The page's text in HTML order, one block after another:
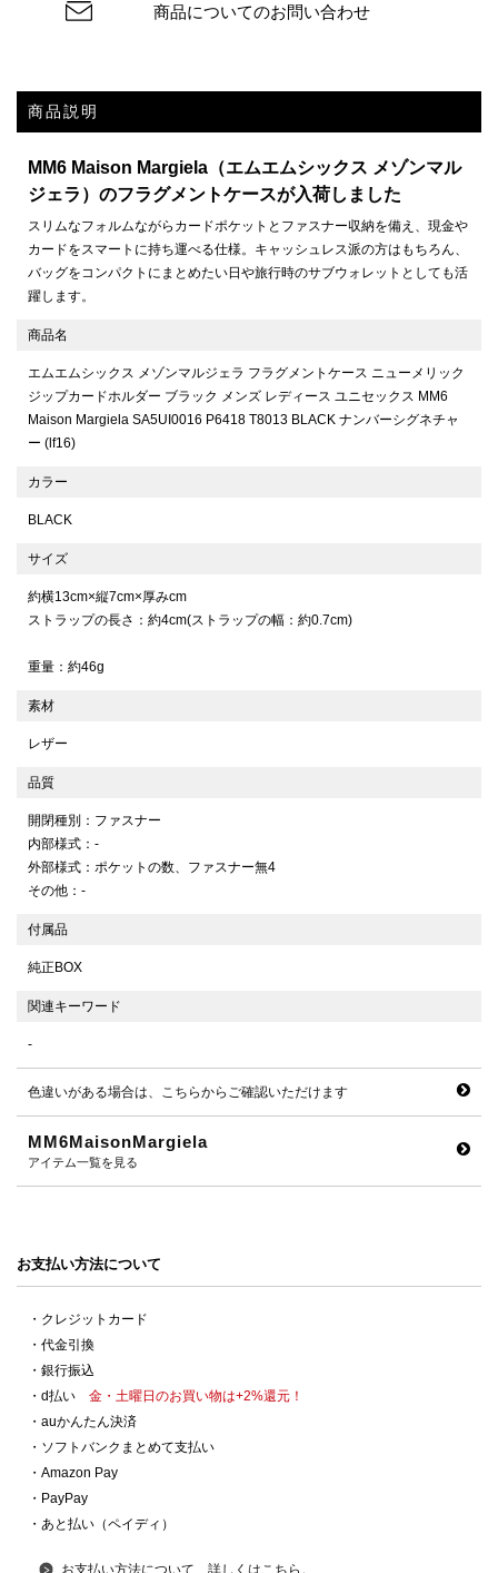
商品についてのお問い合わせ
商品説明
MM6 Maison Margiela（エムエムシックス メゾンマル
ジェラ）のフラグメントケースが入荷しました
スリムなフォルムながらカードポケットとファスナー収納を備え、現金や
カードをスマートに持ち運べる仕様。キャッシュレス派の方はもちろん、
バッグをコンパクトにまとめたい日や旅行時のサブウォレットとしても活
躍します。
商品名
エムエムシックス メゾンマルジェラ フラグメントケース ニューメリック
ジップカードホルダー ブラック メンズ レディース ユニセックス MM6
Maison Margiela SA5UI0016 P6418 T8013 BLACK ナンバーシグネチャ
ー (lf16)
カラー
BLACK
サイズ
約横13cm×縦7cm×厚みcm
ストラップの長さ：約4cm(ストラップの幅：約0.7cm)
重量：約46g
素材
レザー
品質
開閉種別：ファスナー
内部様式：-
外部様式：ポケットの数、ファスナー無4
その他：-
付属品
純正BOX
関連キーワード
-
色違いがある場合は、こちらからご確認いただけます
MM6MaisonMargiela
アイテム一覧を見る
お支払い方法について
・クレジットカード
・代金引換
・銀行振込
・d払い 金・土曜日のお買い物は+2%還元！
・auかんたん決済
・ソフトバンクまとめて支払い
・Amazon Pay
・PayPay
・あと払い（ペイディ）
お支払い方法について、詳しくはこちら。